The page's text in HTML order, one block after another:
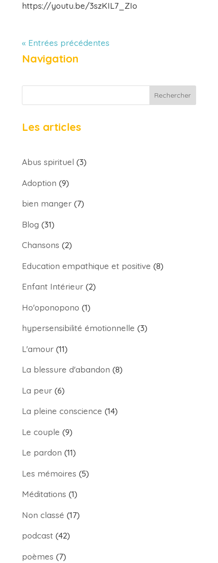
https://youtu.be/3szKIL7_ZIo
« Entrées précédentes
Navigation
Rechercher
Les articles
Abus spirituel (3)
Adoption (9)
bien manger(7)
Blog (31)
Chansons (2)
Education empathique et positive (8)
Enfant Intérieur(2)
Ho'oponopono (1)
hypersensibilité émotionnelle (3)
L'amour(11)
La blessure d'abandon (8)
La peur(6)
La pleine conscience (14)
Le couple (9)
Le pardon (11)
Les mémoires (5)
Méditations (1)
Non classé (17)
podcast(42)
poèmes (7)